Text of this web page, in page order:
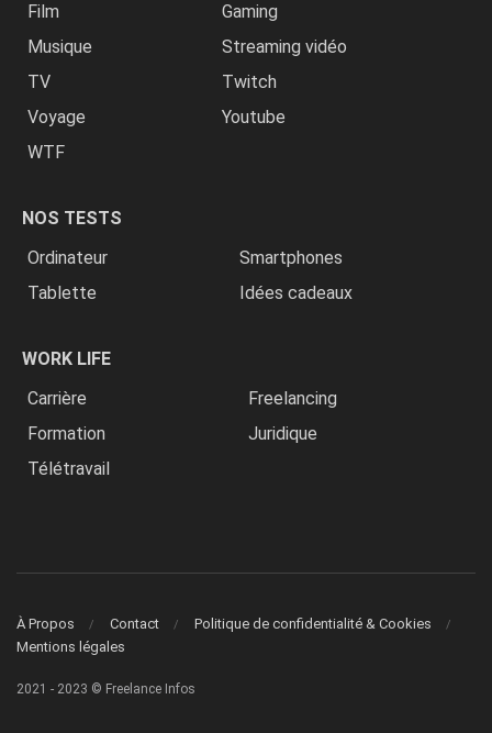
Film
Gaming
Musique
Streaming vidéo
TV
Twitch
Voyage
Youtube
WTF
NOS TESTS
Ordinateur
Smartphones
Tablette
Idées cadeaux
WORK LIFE
Carrière
Freelancing
Formation
Juridique
Télétravail
À Propos Contact
Politique de confidentialité & Cookies
Mentions légales
2021 - 2023 © Freelance Infos